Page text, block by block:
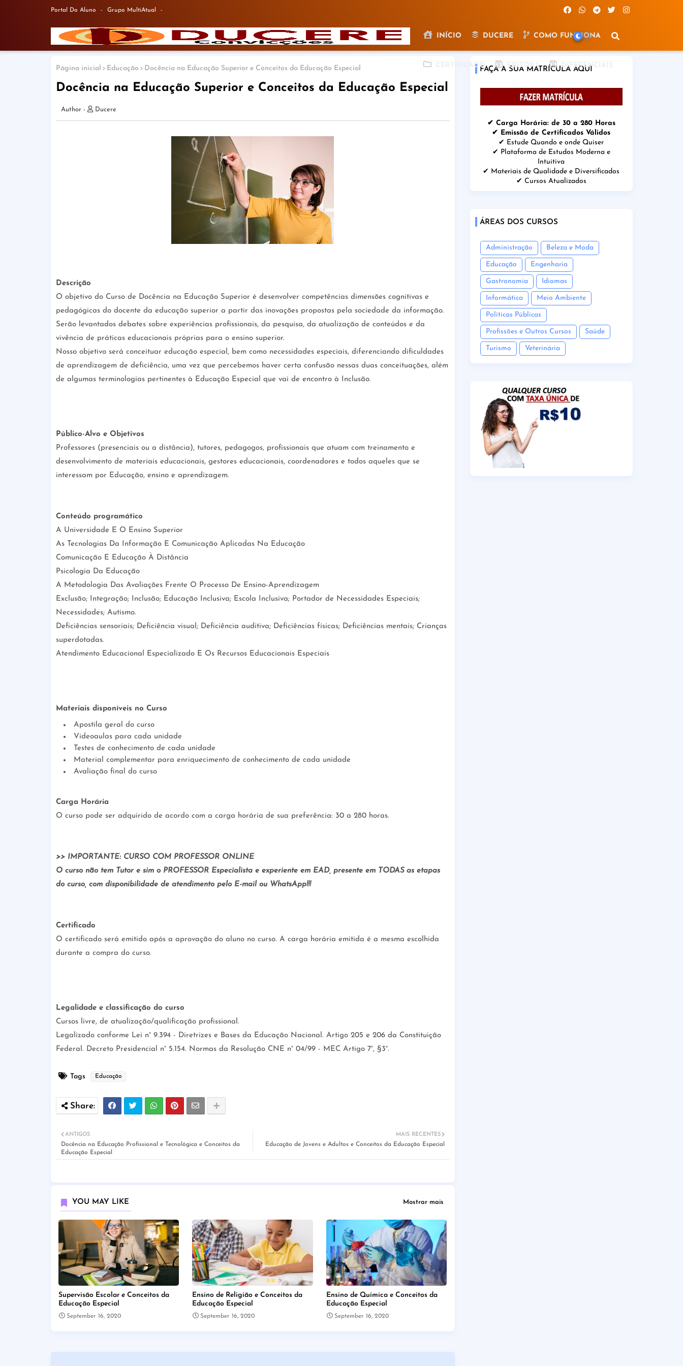
Portal Do Aluno Grupo MultiAtual
INÍCIO DUCERE COMO FUNCIONA
CERTIFICADO EDITORA DIFERENCIAIS
Página inicial Educação Docência na Educação Superior e Conceitos da Educação Especial
Docência na Educação Superior e Conceitos da Educação Especial
Ducere
Descrição
O objetivo do Curso de Docência na Educação Superior é desenvolver competências dimensões cognitivas e
pedagógicas do docente da educação superior a partir das inovações propostas pela sociedade da informação.
Serão levantados debates sobre experiências profissionais, da pesquisa, da atualização de conteúdos e da
vivência de práticas educacionais próprias para o ensino superior.
Nosso objetivo será conceituar educação especial, bem como necessidades especiais, diferenciando dificuldades
de aprendizagem de deficiência, uma vez que percebemos haver certa confusão nessas duas conceituações, além
de algumas terminologias pertinentes à Educação Especial que vai de encontro à Inclusão.
Público-Alvo e Objetivos
Professores (presenciais ou a distância), tutores, pedagogos, profissionais que atuam com treinamento e
desenvolvimento de materiais educacionais, gestores educacionais, coordenadores e todos aqueles que se
interessam por Educação, ensino e aprendizagem.
Conteúdo programático
A Universidade E O Ensino Superior
As Tecnologias Da Informação E Comunicação Aplicadas Na Educação
Comunicação E Educação À Distância
Psicologia Da Educação
A Metodologia Das Avaliações Frente O Processo De Ensino-Aprendizagem
Exclusão; Integração; Inclusão; Educação Inclusiva; Escola Inclusiva; Portador de Necessidades Especiais;
Necessidades; Autismo.
Deficiências sensoriais; Deficiência visual; Deficiência auditiva; Deficiências físicas; Deficiências mentais; Crianças
superdotadas.
Atendimento Educacional Especializado E Os Recursos Educacionais Especiais
Materiais disponíveis no Curso
Apostila geral do curso
Videoaulas para cada unidade
Testes de conhecimento de cada unidade
Material complementar para enriquecimento de conhecimento de cada unidade
Avaliação final do curso
Carga Horária
O curso pode ser adquirido de acordo com a carga horária de sua preferência: 30 a 280 horas.
>> IMPORTANTE: CURSO COM PROFESSOR ONLINE
O curso não tem Tutor e sim o PROFESSOR Especialista e experiente em EAD, presente em TODAS as etapas
do curso, com disponibilidade de atendimento pelo E-mail ou WhatsApp!!!
Certificado
O certificado será emitido após a aprovação do aluno no curso. A carga horária emitida é a mesma escolhida
durante a compra do curso.
Legalidade e classificação do curso
Cursos livre, de atualização/qualificação profissional.
Legalizado conforme Lei n° 9.394 - Diretrizes e Bases da Educação Nacional. Artigo 205 e 206 da Constituição
Federal. Decreto Presidencial n° 5.154. Normas da Resolução CNE n° 04/99 - MEC Artigo 7°, §3°.
Tags Educação
MAIS RECENTES
Educação de Jovens e Adultos e Conceitos da Educação Especial
ANTIGOS
Docência na Educação Profissional e Tecnológica e Conceitos da
Educação Especial
YOU MAY LIKE Mostrar mais
Supervisão Escolar e Conceitos da
Educação Especial
September 16, 2020
Ensino de Religião e Conceitos da
Educação Especial
September 16, 2020
Ensino de Química e Conceitos da
Educação Especial
September 16, 2020
FAÇA A SUA MATRÍCULA AQUI
✔ Carga Horária: de 30 a 280 Horas
✔ Emissão de Certificados Válidos
✔ Estude Quando e onde Quiser
✔ Plataforma de Estudos Moderna e
Intuitiva
✔ Materiais de Qualidade e Diversificados
✔ Cursos Atualizados
ÁREAS DOS CURSOS
Administração Beleza e Moda
Educação Engenharia
Gastronomia Idiomas
Informática Meio Ambiente
Políticas Públicas
Profissões e Outros Cursos Saúde
Turismo Veterinária